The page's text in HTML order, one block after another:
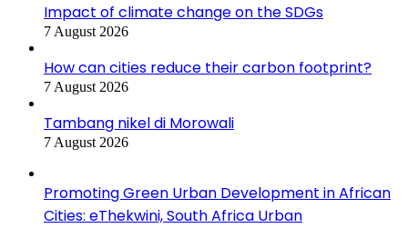
Impact of climate change on the SDGs
7 August 2026
How can cities reduce their carbon footprint?
7 August 2026
Tambang nikel di Morowali
7 August 2026
Promoting Green Urban Development in African
Cities: eThekwini, South Africa Urban